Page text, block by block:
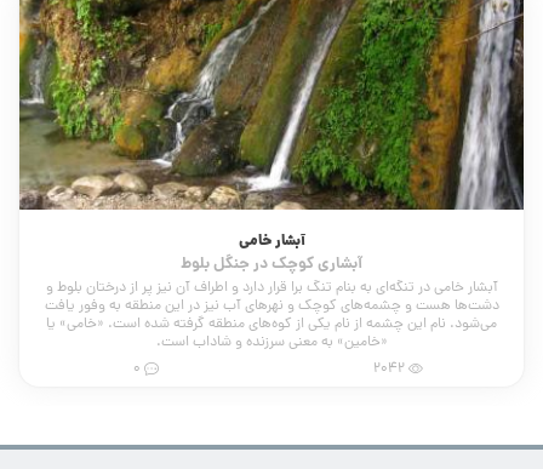
آبشار خامی
آبشاری کوچک در جنگل بلوط
آبشار خامی در تنگه‌ای به بنام تنگ برا قرار دارد و اطراف آن نیز پر از درختان بلوط و
دشت‌ها هست و چشمه‌های کوچک و نهرهای آب نیز در این منطقه به وفور یافت
می‌شود. نام این چشمه از نام یکی از کوه‌های منطقه گرفته شده است. «خامی» یا
«خامین» به معنی سرزنده و شاداب است.
2042